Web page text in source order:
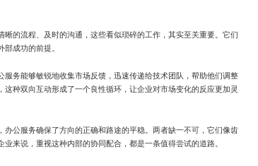
的流程、及时的沟通，这些看似琐碎的工作，其实至关重要。它们
成功的前提。
务能够敏锐地收集市场反馈，迅速传递给技术团队，帮助他们调整
种双向互动形成了一个良性循环，让企业对市场变化的反应更加灵
公服务确保了方向的正确和路途的平稳。两者缺一不可，它们像齿
来说，重视这种内部的协同配合，都是一条值得尝试的道路。